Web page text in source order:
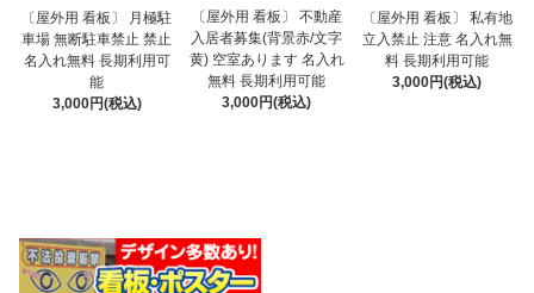
〔屋外用 看板〕 月極駐
車場 無断駐車禁止 禁止
名入れ無料 長期利用可
能
3,000円(税込)
〔屋外用 看板〕 不動産
入居者募集(背景赤/文字
黄) 空室あります 名入れ
無料 長期利用可能
3,000円(税込)
〔屋外用 看板〕 私有地
立入禁止 注意 名入れ無
料 長期利用可能
3,000円(税込)